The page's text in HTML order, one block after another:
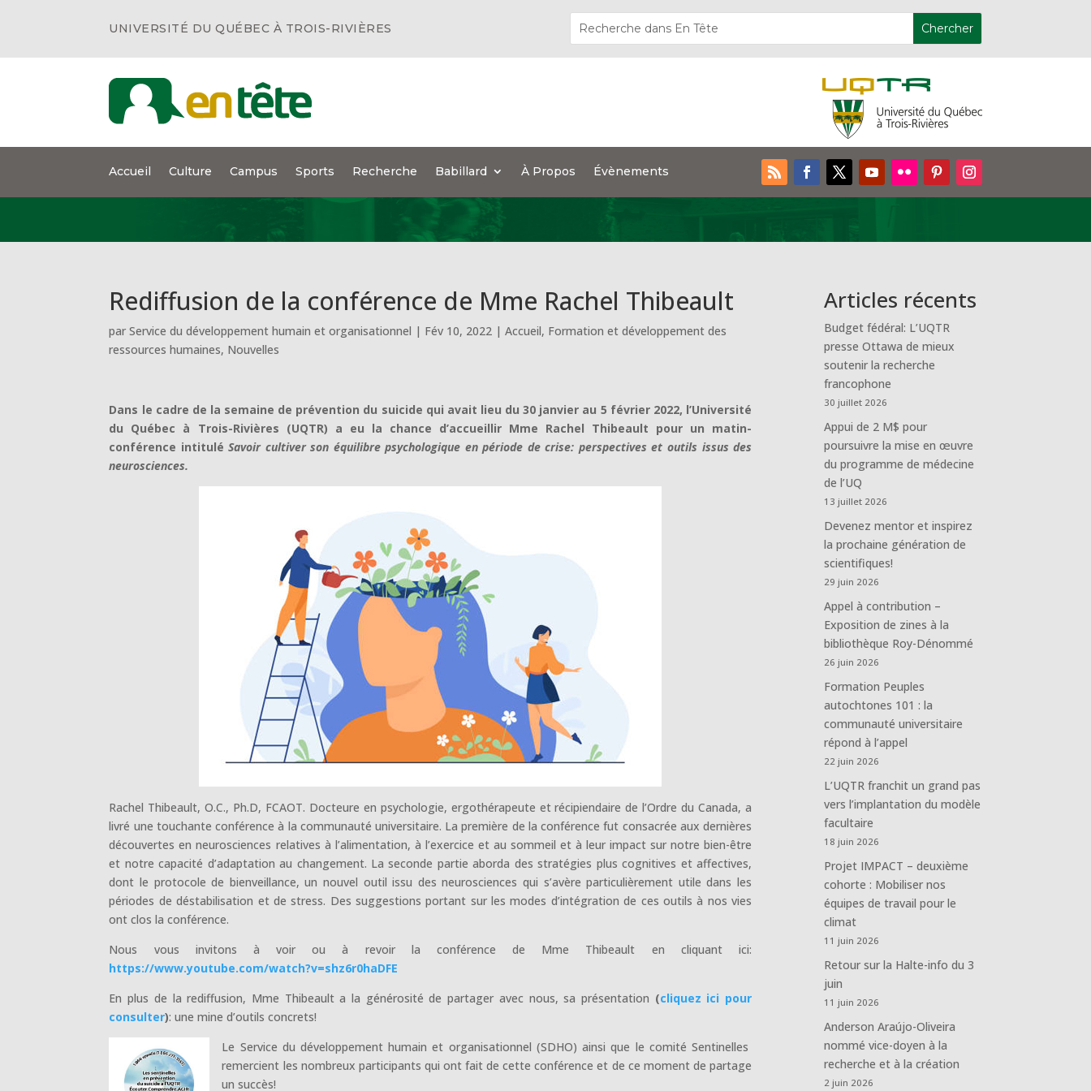
UNIVERSITÉ DU QUÉBEC À TROIS-RIVIÈRES
Accueil Culture Campus Sports Recherche Babillard À Propos Évènements
Rediffusion de la conférence de Mme Rachel Thibeault
parService du développement humain et organisationnel | Fév 10, 2022 |Accueil, Formation et développement des
ressources humaines, Nouvelles
Dans le cadre de la semaine de prévention du suicide qui avait lieu du 30 janvier au 5 février 2022, l’Université
du Québec à Trois-Rivières (UQTR) a eu la chance d’accueillir Mme Rachel Thibeault pour un matin-
conférence intituléSavoir cultiver son équilibre psychologique en période de crise: perspectives et outils issus des
neurosciences.
Rachel Thibeault, O.C., Ph.D, FCAOT. Docteure en psychologie, ergothérapeute et récipiendaire de l’Ordre du Canada, a
livré une touchante conférence à la communauté universitaire. La première de la conférence fut consacrée aux dernières
découvertes en neurosciences relatives à l’alimentation, à l’exercice et au sommeil et à leur impact sur notre bien-être
et notre capacité d’adaptation au changement. La seconde partie aborda des stratégies plus cognitives et affectives,
dont le protocole de bienveillance, un nouvel outil issu des neurosciences qui s’avère particulièrement utile dans les
périodes de déstabilisation et de stress. Des suggestions portant sur les modes d’intégration de ces outils à nos vies
ont clos la conférence.
Nous vous invitons à voir ou à revoir la conférence de Mme Thibeault en cliquant ici:
https://www.youtube.com/watch?v=shz6r0haDFE
En plus de la rediffusion, Mme Thibeault a la générosité de partager avec nous, sa présentation (cliquez ici pour
consulter): une mine d’outils concrets!
Le Service du développement humain et organisationnel (SDHO) ainsi que le comité Sentinelles
remercient les nombreux participants qui ont fait de cette conférence et de ce moment de partage
un succès!
Articles récents
Budget fédéral: L’UQTR
presse Ottawa de mieux
soutenir la recherche
francophone
30 juillet 2026
Appui de 2 M$ pour
poursuivre la mise en œuvre
du programme de médecine
de l’UQ
13 juillet 2026
Devenez mentor et inspirez
la prochaine génération de
scientifiques!
29 juin 2026
Appel à contribution –
Exposition de zines à la
bibliothèque Roy-Dénommé
26 juin 2026
Formation Peuples
autochtones 101 : la
communauté universitaire
répond à l’appel
22 juin 2026
L’UQTR franchit un grand pas
vers l’implantation du modèle
facultaire
18 juin 2026
Projet IMPACT – deuxième
cohorte : Mobiliser nos
équipes de travail pour le
climat
11 juin 2026
Retour sur la Halte-info du 3
juin
11 juin 2026
Anderson Araújo-Oliveira
nommé vice-doyen à la
recherche et à la création
2 juin 2026